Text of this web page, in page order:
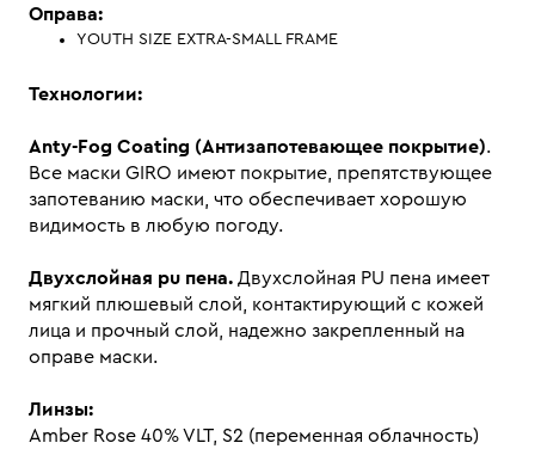
Оправа:
YOUTH SIZE EXTRA-SMALL FRAME
Технологии:
Anty-Fog Coating (Антизапотевающее покрытие).
Все маски GIRO имеют покрытие, препятствующее
запотеванию маски, что обеспечивает хорошую
видимость в любую погоду.
Двухслойная pu пена. Двухслойная PU пена имеет
мягкий плюшевый слой, контактирующий с кожей
лица и прочный слой, надежно закрепленный на
оправе маски.
Линзы:
Amber Rose 40% VLT, S2 (переменная облачность)